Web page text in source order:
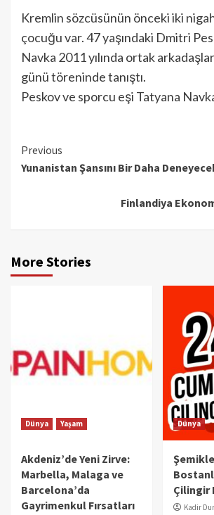
Kremlin sözcüsünün önceki iki
çocuğu var. 47 yaşındaki Dmitri
Navka 2011 yılında ortak
günü töreninde tanıştı.
Peskov ve sporcu eşi Tatyana
Continue
Reading
Previous
Yunanistan Şansını Bir Daha
Finlandiya
More Stories
Dünya Yaşam
Akdeniz’de Yeni Zirve:
Marbella, Malaga ve
Barcelona’da
Gayrimenkul Fırsatları
Dünya
Çilingir
Kadir